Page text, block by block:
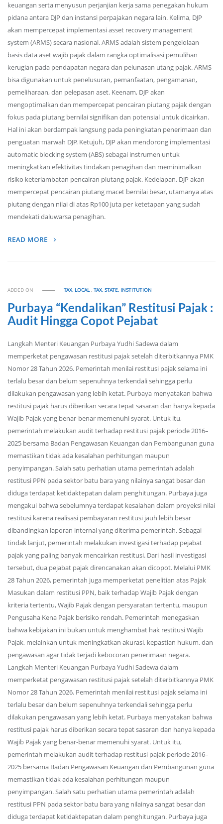
keuangan serta menyusun perjanjian kerja sama penegakan hukum
pidana antara DJP dan instansi perpajakan negara lain. Kelima, DJP
akan mempercepat implementasi asset recovery management
system (ARMS) secara nasional. ARMS adalah sistem pengelolaan
basis data aset wajib pajak dalam rangka optimalisasi pemulihan
kerugian pada pendapatan negara dan pelunasan utang pajak. ARMS
bisa digunakan untuk penelusuran, pemanfaatan, pengamanan,
pemeliharaan, dan pelepasan aset. Keenam, DJP akan
mengoptimalkan dan mempercepat pencairan piutang pajak dengan
fokus pada piutang bernilai signifikan dan potensial untuk dicairkan.
Hal ini akan berdampak langsung pada peningkatan penerimaan dan
penguatan marwah DJP. Ketujuh, DJP akan mendorong implementasi
automatic blocking system (ABS) sebagai instrumen untuk
meningkatkan efektivitas tindakan penagihan dan meminimalkan
risiko keterlambatan pencairan piutang pajak. Kedelapan, DJP akan
mempercepat pencairan piutang macet bernilai besar, utamanya atas
piutang dengan nilai di atas Rp100 juta per ketetapan yang sudah
mendekati daluwarsa penagihan.
READ MORE
ADDED ON TAX, LOCAL,TAX, STATE, INSTITUTION
Purbaya “Kendalikan” Restitusi Pajak :
Audit Hingga Copot Pejabat
Langkah Menteri Keuangan Purbaya Yudhi Sadewa dalam
memperketat pengawasan restitusi pajak setelah diterbitkannya PMK
Nomor 28 Tahun 2026. Pemerintah menilai restitusi pajak selama ini
terlalu besar dan belum sepenuhnya terkendali sehingga perlu
dilakukan pengawasan yang lebih ketat. Purbaya menyatakan bahwa
restitusi pajak harus diberikan secara tepat sasaran dan hanya kepada
Wajib Pajak yang benar-benar memenuhi syarat. Untuk itu,
pemerintah melakukan audit terhadap restitusi pajak periode 2016–
2025 bersama Badan Pengawasan Keuangan dan Pembangunan guna
memastikan tidak ada kesalahan perhitungan maupun
penyimpangan. Salah satu perhatian utama pemerintah adalah
restitusi PPN pada sektor batu bara yang nilainya sangat besar dan
diduga terdapat ketidaktepatan dalam penghitungan. Purbaya juga
mengakui bahwa sebelumnya terdapat kesalahan dalam proyeksi nilai
restitusi karena realisasi pembayaran restitusi jauh lebih besar
dibandingkan laporan internal yang diterima pemerintah. Sebagai
tindak lanjut, pemerintah melakukan investigasi terhadap pejabat
pajak yang paling banyak mencairkan restitusi. Dari hasil investigasi
tersebut, dua pejabat pajak direncanakan akan dicopot. Melalui PMK
28 Tahun 2026, pemerintah juga memperketat penelitian atas Pajak
Masukan dalam restitusi PPN, baik terhadap Wajib Pajak dengan
kriteria tertentu, Wajib Pajak dengan persyaratan tertentu, maupun
Pengusaha Kena Pajak berisiko rendah. Pemerintah menegaskan
bahwa kebijakan ini bukan untuk menghambat hak restitusi Wajib
Pajak, melainkan untuk meningkatkan akurasi, kepastian hukum, dan
pengawasan agar tidak terjadi kebocoran penerimaan negara.
Langkah Menteri Keuangan Purbaya Yudhi Sadewa dalam
memperketat pengawasan restitusi pajak setelah diterbitkannya PMK
Nomor 28 Tahun 2026. Pemerintah menilai restitusi pajak selama ini
terlalu besar dan belum sepenuhnya terkendali sehingga perlu
dilakukan pengawasan yang lebih ketat. Purbaya menyatakan bahwa
restitusi pajak harus diberikan secara tepat sasaran dan hanya kepada
Wajib Pajak yang benar-benar memenuhi syarat. Untuk itu,
pemerintah melakukan audit terhadap restitusi pajak periode 2016–
2025 bersama Badan Pengawasan Keuangan dan Pembangunan guna
memastikan tidak ada kesalahan perhitungan maupun
penyimpangan. Salah satu perhatian utama pemerintah adalah
restitusi PPN pada sektor batu bara yang nilainya sangat besar dan
diduga terdapat ketidaktepatan dalam penghitungan. Purbaya juga